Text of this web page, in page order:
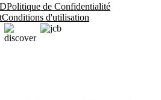
Politique de Confidentialité
Conditions d'utilisation